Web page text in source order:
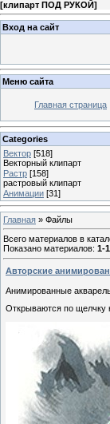
[клипарт ПОД РУКОЙ]
Вход на сайт
Меню сайта
Главная страница
Categories
Вектор [518]
Векторный клипарт
Растр [158]
растровый клипарт
Анимации [31]
Главная » Файлы
Всего материалов в
Показано материалов: 1-
Авторские
Анимированные
Открываются по щелчку